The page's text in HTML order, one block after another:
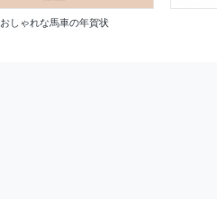
おしゃれな馬車の年賀状